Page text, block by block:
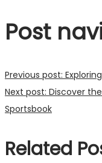
Post
Previous post:
Next post: Discover
Sportsbook
Related